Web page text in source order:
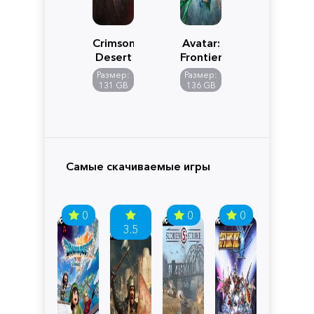
Crimson
Desert
Размер:
131 GB
Avatar:
Frontiers
of
Pandora
Размер:
136 GB
Самые скачиваемые игры
0
3.5
0 0